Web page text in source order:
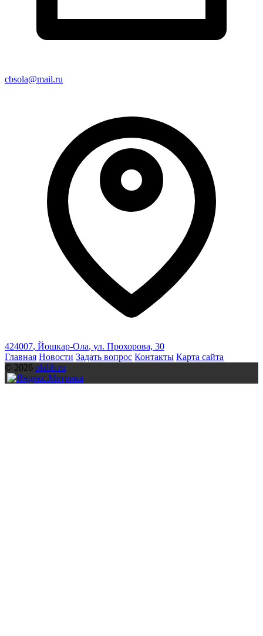
cbsola@mail.ru
424007, Йошкар-Ола, ул. Прохорова, 30
Главная Новости Задать вопрос Контакты Карта сайта
© 2026 olalib.ru